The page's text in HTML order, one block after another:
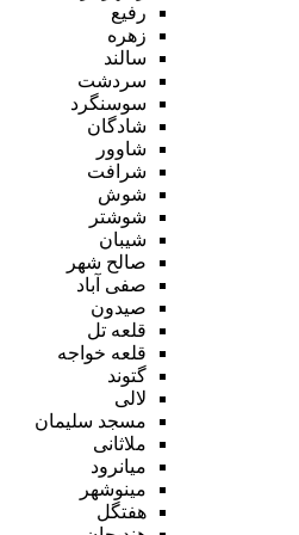
رفیع
زهره
سالند
سردشت
سوسنگرد
شادگان
شاوور
شرافت
شوش
شوشتر
شیبان
صالح شهر
صفی آباد
صیدون
قلعه تل
قلعه خواجه
گتوند
لالی
مسجد سلیمان
ملاثانی
میانرود
مینوشهر
هفتگل